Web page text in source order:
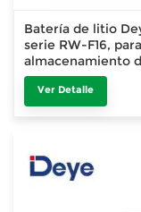
Batería de litio
serie RW-F16,
almacenamiento
Ver Detalle